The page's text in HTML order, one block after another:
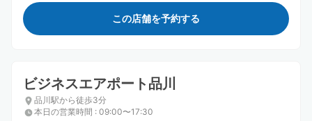
この店舗を予約する
ビジネスエアポート品川
品川駅から徒歩3分
本日の営業時間 : 09:00〜17:30